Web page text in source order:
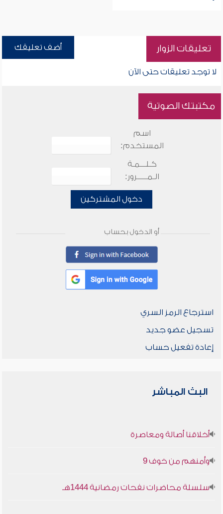
تعليقات الزوار أضف تعليقك
لا توجد تعليقات حتى الآن
مكتبتك الصوتية
اسم
المستخدم:
كـلـــمـة
الـمـــــرور:
دخول المشتركين
أو الدخول بحساب
استرجاع الرمز السري
تسجيل عضو جديد
إعادة تفعيل حساب
البث المباشر
أخلاقنا أصالة ومعاصرة
وأمنهم من خوف 9
سلسلة محاضرات نفحات رمضانية 1444هـ